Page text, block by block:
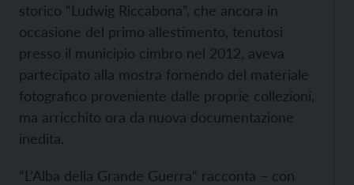
storico “Ludwig Riccabona”, che ancora in
occasione del primo allestimento, tenutosi
presso il municipio cimbro nel 2012, aveva
partecipato alla mostra fornendo del materiale
fotografico proveniente dalle proprie collezioni,
ma arricchito ora da nuova documentazione
inedita.
“L’Alba della Grande Guerra” racconta – con